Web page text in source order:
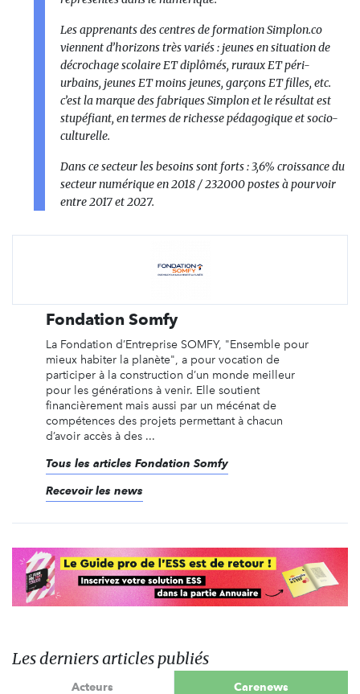
Les apprenants des centres de formation Simplon.co
viennent d’horizons très variés : jeunes en situation de
décrochage scolaire ET diplômés, ruraux ET péri-
urbains, jeunes ET moins jeunes, garçons ET filles, etc.
c’est la marque des fabriques Simplon et le résultat est
stupéfiant, en termes de richesse pédagogique et socio-
culturelle.
Dans ce secteur les besoins sont forts : 3,6% croissance du
secteur numérique en 2018 / 232000 postes à pourvoir
entre 2017 et 2027.
Fondation Somfy
La Fondation d’Entreprise SOMFY, "Ensemble pour
mieux habiter la planète", a pour vocation de
participer à la construction d’un monde meilleur
pour les générations à venir. Elle soutient
financièrement mais aussi par un mécénat de
compétences des projets permettant à chacun
d’avoir accès à des ...
Tous les articles Fondation Somfy
Recevoir les news
Les derniers articles publiés
Acteurs Carenews